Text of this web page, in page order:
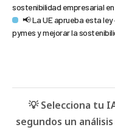
sostenibilidad empresarial
📢 La UE aprueba esta
pymes y mejorar la
💡 Selecciona tu
segundos un